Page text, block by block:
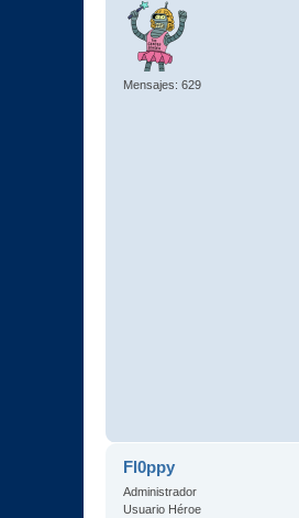
Mensajes: 629
Fl0ppy
Administrador
Usuario Héroe